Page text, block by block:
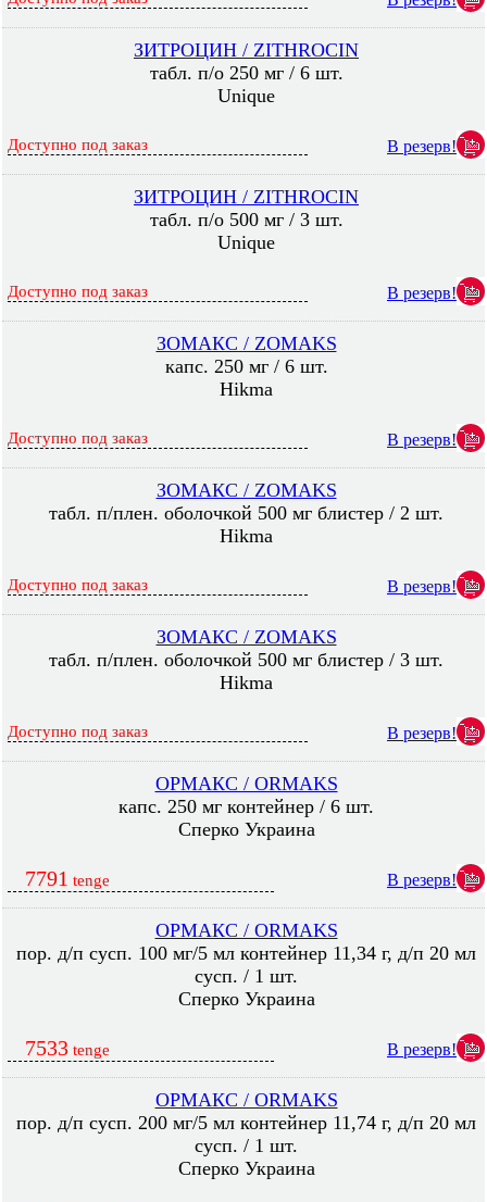
ЗИТРОЦИН / ZITHROCIN
табл. п/о 250 мг / 6 шт.
Unique
Доступно под заказ В резерв!
ЗИТРОЦИН / ZITHROCIN
табл. п/о 500 мг / 3 шт.
Unique
Доступно под заказ В резерв!
ЗОМАКС / ZOMAKS
капс. 250 мг / 6 шт.
Hikma
Доступно под заказ В резерв!
ЗОМАКС / ZOMAKS
табл. п/плен. оболочкой 500 мг блистер / 2 шт.
Hikma
Доступно под заказ В резерв!
ЗОМАКС / ZOMAKS
табл. п/плен. оболочкой 500 мг блистер / 3 шт.
Hikma
Доступно под заказ В резерв!
ОРМАКС / ORMAKS
капс. 250 мг контейнер / 6 шт.
Сперко Украина
7791 tenge В резерв!
ОРМАКС / ORMAKS
пор. д/п сусп. 100 мг/5 мл контейнер 11,34 г, д/п 20 мл
сусп. / 1 шт.
Сперко Украина
7533 tenge В резерв!
ОРМАКС / ORMAKS
пор. д/п сусп. 200 мг/5 мл контейнер 11,74 г, д/п 20 мл
сусп. / 1 шт.
Сперко Украина